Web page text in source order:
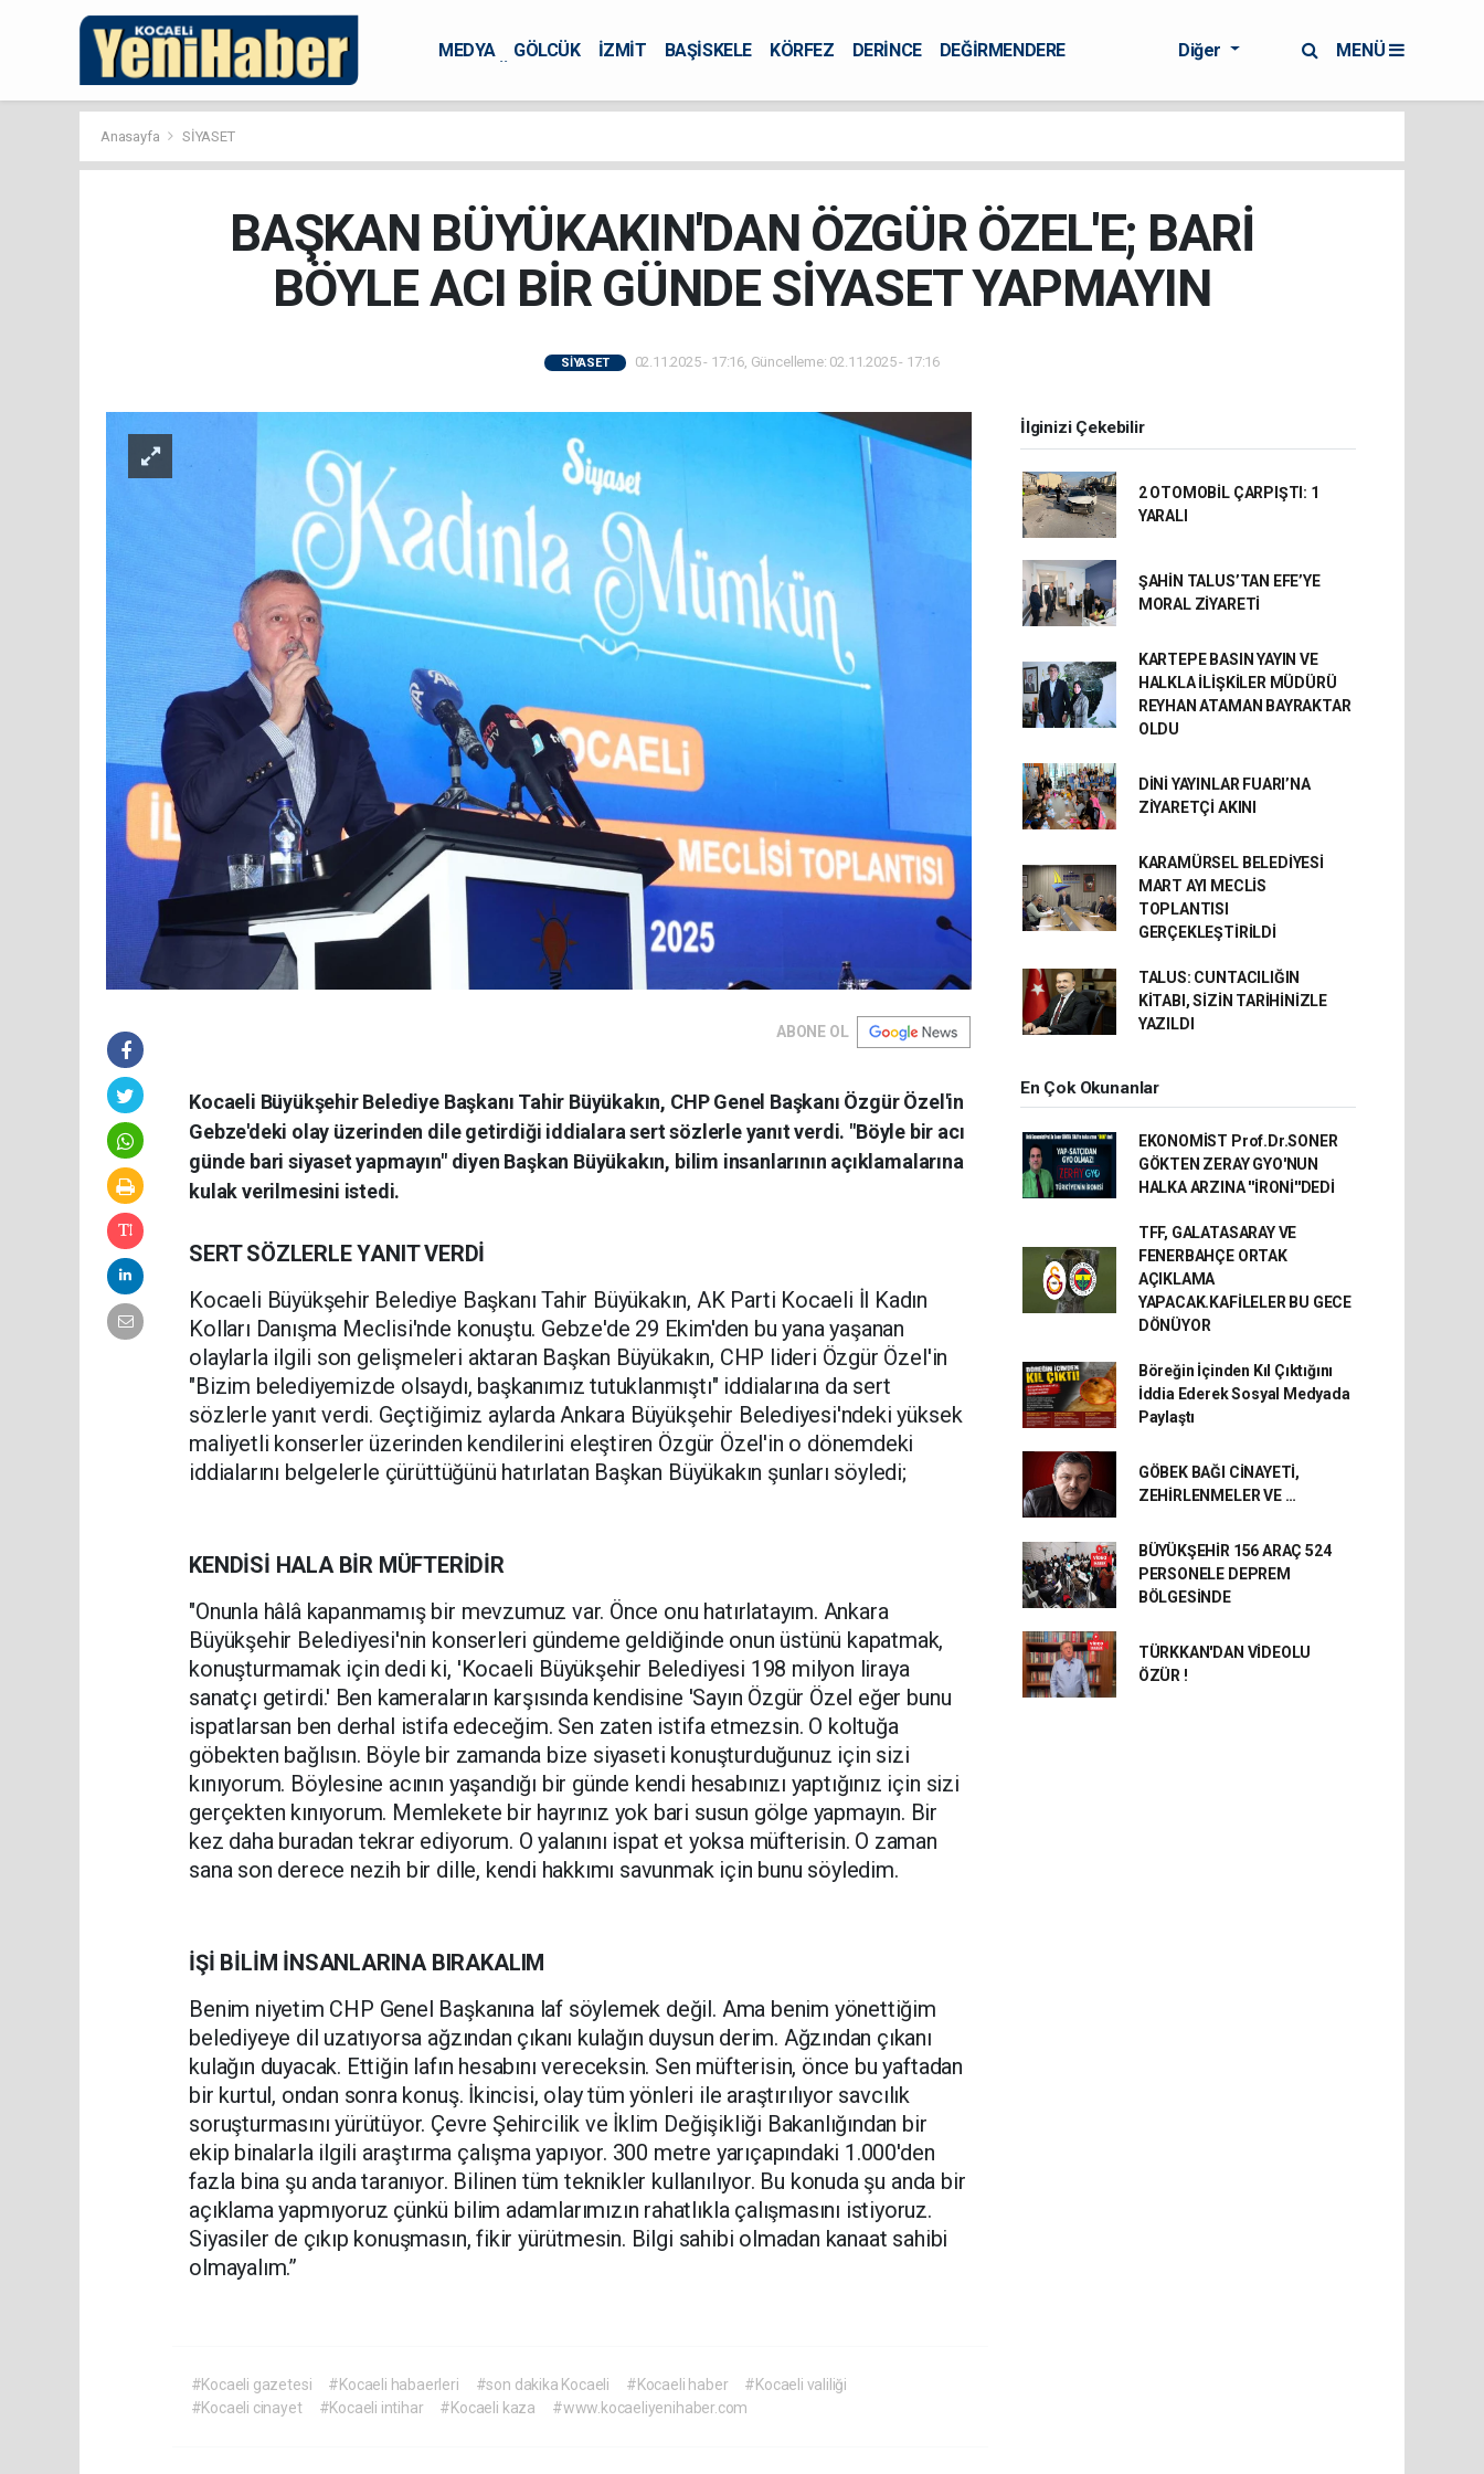
MEDYA GÖLCÜK İZMİT BAŞİSKELE KÖRFEZ DERİNCE
DEĞİRMENDERE
Diğer MENÜ
Anasayfa SİYASET
BAŞKAN BÜYÜKAKIN'DAN ÖZGÜR ÖZEL'E; BARİ
BÖYLE ACI BİR GÜNDE SİYASET YAPMAYIN
SİYASET 02.11.2025 - 17:16, Güncelleme: 02.11.2025 - 17:16
ABONE OL
Kocaeli Büyükşehir Belediye Başkanı Tahir Büyükakın, CHP Genel Başkanı Özgür Özel'in
Gebze'deki olay üzerinden dile getirdiği iddialara sert sözlerle yanıt verdi. "Böyle bir acı
günde bari siyaset yapmayın" diyen Başkan Büyükakın, bilim insanlarının açıklamalarına
kulak verilmesini istedi.
SERT SÖZLERLE YANIT VERDİ
Kocaeli Büyükşehir Belediye Başkanı Tahir Büyükakın, AK Parti Kocaeli İl Kadın
Kolları Danışma Meclisi'nde konuştu. Gebze'de 29 Ekim'den bu yana yaşanan
olaylarla ilgili son gelişmeleri aktaran Başkan Büyükakın, CHP lideri Özgür Özel'in
"Bizim belediyemizde olsaydı, başkanımız tutuklanmıştı" iddialarına da sert
sözlerle yanıt verdi. Geçtiğimiz aylarda Ankara Büyükşehir Belediyesi'ndeki yüksek
maliyetli konserler üzerinden kendilerini eleştiren Özgür Özel'in o dönemdeki
iddialarını belgelerle çürüttüğünü hatırlatan Başkan Büyükakın şunları söyledi;
KENDİSİ HALA BİR MÜFTERİDİR
"Onunla hâlâ kapanmamış bir mevzumuz var. Önce onu hatırlatayım. Ankara
Büyükşehir Belediyesi'nin konserleri gündeme geldiğinde onun üstünü kapatmak,
konuşturmamak için dedi ki, 'Kocaeli Büyükşehir Belediyesi 198 milyon liraya
sanatçı getirdi.' Ben kameraların karşısında kendisine 'Sayın Özgür Özel eğer bunu
ispatlarsan ben derhal istifa edeceğim. Sen zaten istifa etmezsin. O koltuğa
göbekten bağlısın. Böyle bir zamanda bize siyaseti konuşturduğunuz için sizi
kınıyorum. Böylesine acının yaşandığı bir günde kendi hesabınızı yaptığınız için sizi
gerçekten kınıyorum. Memlekete bir hayrınız yok bari susun gölge yapmayın. Bir
kez daha buradan tekrar ediyorum. O yalanını ispat et yoksa müfterisin. O zaman
sana son derece nezih bir dille, kendi hakkımı savunmak için bunu söyledim.
İŞİ BİLİM İNSANLARINA BIRAKALIM
Benim niyetim CHP Genel Başkanına laf söylemek değil. Ama benim yönettiğim
belediyeye dil uzatıyorsa ağzından çıkanı kulağın duysun derim. Ağzından çıkanı
kulağın duyacak. Ettiğin lafın hesabını vereceksin. Sen müfterisin, önce bu yaftadan
bir kurtul, ondan sonra konuş. İkincisi, olay tüm yönleri ile araştırılıyor savcılık
soruşturmasını yürütüyor. Çevre Şehircilik ve İklim Değişikliği Bakanlığından bir
ekip binalarla ilgili araştırma çalışma yapıyor. 300 metre yarıçapındaki 1.000'den
fazla bina şu anda taranıyor. Bilinen tüm teknikler kullanılıyor. Bu konuda şu anda bir
açıklama yapmıyoruz çünkü bilim adamlarımızın rahatlıkla çalışmasını istiyoruz.
Siyasiler de çıkıp konuşmasın, fikir yürütmesin. Bilgi sahibi olmadan kanaat sahibi
olmayalım.”
#Kocaeli gazetesi #Kocaeli habaerleri #son dakika Kocaeli #Kocaeli haber
#Kocaeli valiliği
#Kocaeli cinayet
#Kocaeli intihar #Kocaeli kaza #www.kocaeliyenihaber.com
İlginizi Çekebilir
2 OTOMOBİL ÇARPIŞTI: 1
YARALI
ŞAHİN TALUS’TAN EFE’YE
MORAL ZİYARETİ
KARTEPE BASIN YAYIN VE
HALKLA İLİŞKİLER MÜDÜRÜ
REYHAN ATAMAN BAYRAKTAR
OLDU
DİNİ YAYINLAR FUARI’NA
ZİYARETÇİ AKINI
KARAMÜRSEL BELEDİYESİ
MART AYI MECLİS
TOPLANTISI
GERÇEKLEŞTİRİLDİ
TALUS: CUNTACILIĞIN
KİTABI, SİZİN TARİHİNİZLE
YAZILDI
En Çok Okunanlar
EKONOMİST Prof.Dr.SONER
GÖKTEN ZERAY GYO'NUN
HALKA ARZINA ''İRONİ''DEDİ
TFF, GALATASARAY VE
FENERBAHÇE ORTAK
AÇIKLAMA
YAPACAK.KAFİLELER BU GECE
DÖNÜYOR
Böreğin İçinden Kıl Çıktığını
İddia Ederek Sosyal Medyada
Paylaştı
GÖBEK BAĞI CİNAYETİ,
ZEHİRLENMELER VE …
BÜYÜKŞEHİR 156 ARAÇ 524
PERSONELE DEPREM
BÖLGESİNDE
TÜRKKAN'DAN VİDEOLU
ÖZÜR !